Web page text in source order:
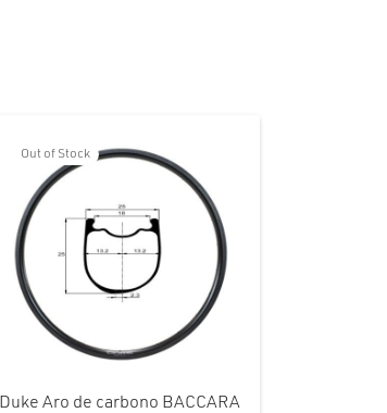
Out of Stock
Duke Aro de carbono BACCARA